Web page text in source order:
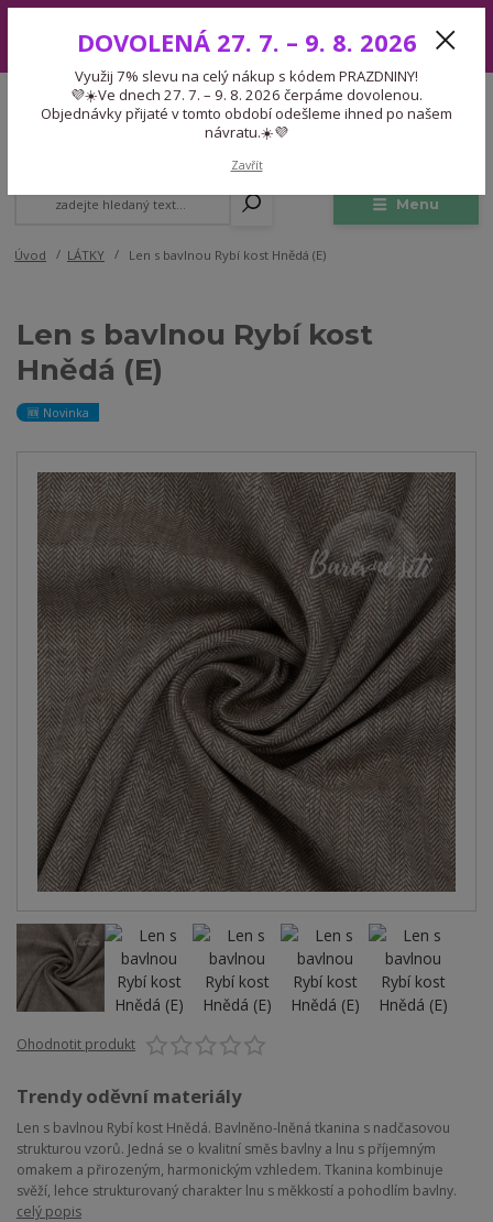
7. – 9. 8. 2026 čerpáme dovolenou. Objednávky přijaté v tomto období
odešleme ihned po našem návratu.☀️💜
Menu
CZK
Expedice 775 866 913
Po-Čt 9-15:30 Pá 9-14:30 Pauza 13-13:45
Úvod LÁTKY Len s bavlnou Rybí kost Hnědá (E)
Len s bavlnou Rybí kost
Hnědá (E)
🆕 Novinka
Ohodnotit produkt
Trendy oděvní materiály
Len s bavlnou Rybí kost Hnědá. Bavlněno-lněná tkanina s nadčasovou
strukturou vzorů. Jedná se o kvalitní směs bavlny a lnu s příjemným
omakem a přirozeným, harmonickým vzhledem. Tkanina kombinuje
svěží, lehce strukturovaný charakter lnu s měkkostí a pohodlím bavlny.
celý popis
DOVOLENÁ 27. 7. – 9. 8. 2026
Využij 7% slevu na celý nákup s kódem PRAZDNINY!
💜☀️Ve dnech 27. 7. – 9. 8. 2026 čerpáme dovolenou.
Objednávky přijaté v tomto období odešleme ihned po našem
návratu.☀️💜
Zavřít